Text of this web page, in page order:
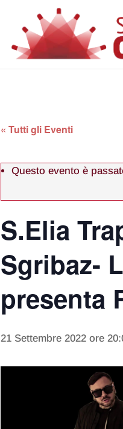
« Tutti gli Eventi
Questo evento è
S.Elia
Sgribaz-
presenta
21 Settembre 2022 ore